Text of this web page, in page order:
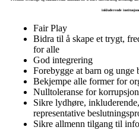
inkluderende
Fair Play
Bidra til å skape et trygt,
for alle
God integrering
Forebygge at barn og unge
Bekjempe alle former for
Nulltoleranse for
Sikre lydhøre,
representative
Sikre allmenn tilgang til